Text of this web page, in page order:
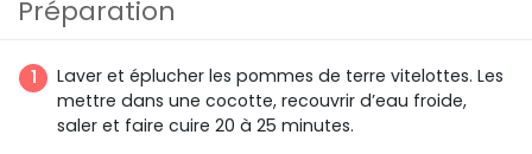
Préparation
Laver et éplucher les pommes de terre vitelottes. Les
mettre dans une cocotte, recouvrir d’eau froide,
saler et faire cuire 20 à 25 minutes.